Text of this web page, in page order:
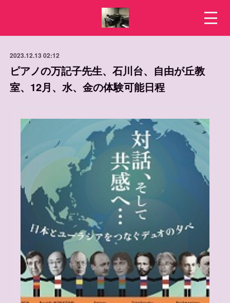
2023.12.13 02:12
ピアノの万記子先生、石川台、自由が丘教
室、12月、水、金の体験可能日程